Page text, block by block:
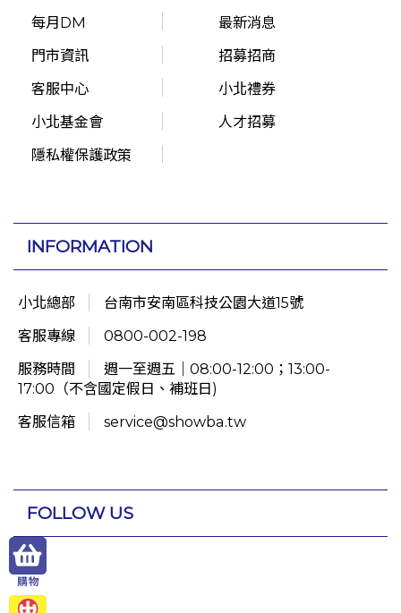
每月DM
最新消息
門市資訊
招募招商
客服中心
小北禮券
小北基金會
人才招募
隱私權保護政策
INFORMATION
小北總部
台南市安南區科技公園大道15號
客服專線
0800-002-198
服務時間
週一至週五｜08:00-12:00；13:00-
17:00（不含國定假日、補班日)
客服信箱
service@showba.tw
FOLLOW US